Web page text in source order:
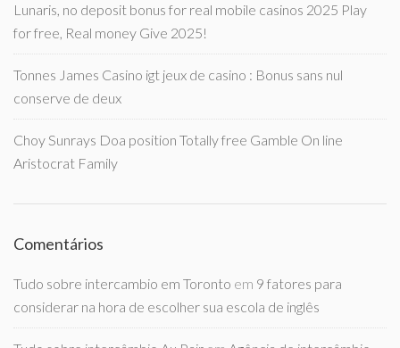
Lunaris, no deposit bonus for real mobile casinos 2025 Play
for free, Real money Give 2025!
Tonnes James Casino igt jeux de casino : Bonus sans nul
conserve de deux
Choy Sunrays Doa position Totally free Gamble On line
Aristocrat Family
Comentários
Tudo sobre intercambio em Toronto em 9 fatores para
considerar na hora de escolher sua escola de inglês